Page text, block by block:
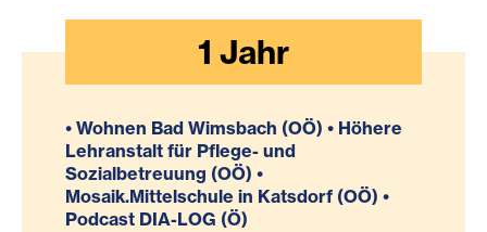
1 Jahr
• Wohnen Bad Wimsbach (OÖ) • Höhere
Lehranstalt für Pflege- und
Sozialbetreuung (OÖ) •
Mosaik.Mittelschule in Katsdorf (OÖ) •
Podcast DIA-LOG (Ö)